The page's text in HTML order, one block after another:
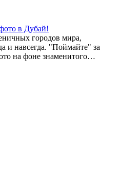
в Дубай!
городов мира,
и навсегда. "Поймайте" за
на фоне знаменитого…